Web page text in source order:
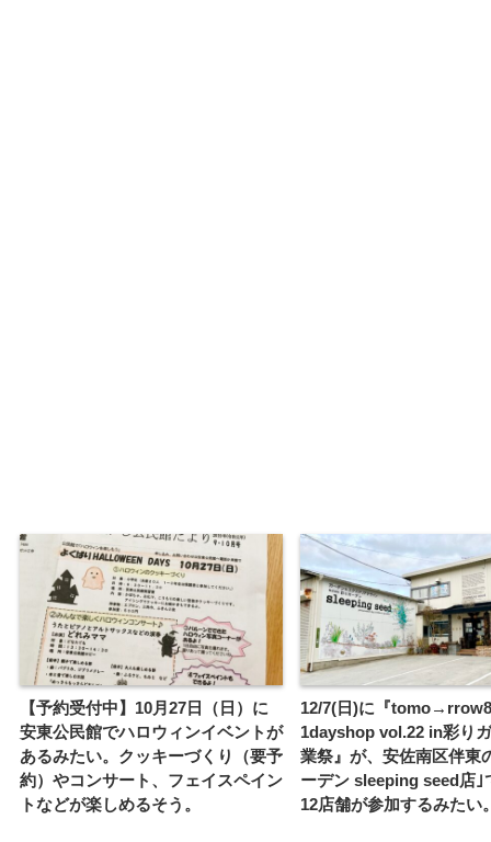
【予約受付中】10月27日（日）に
安東公民館でハロウィンイベントが
あるみたい。クッキーづくり（要予
約）やコンサート、フェイスペイン
トなどが楽しめるそう。
12/7(日)に『
1dayshop vol.22 in彩り
業祭』が、安佐南区伴東
ーデン sleeping seed店｣
12店舗が参加するみたい